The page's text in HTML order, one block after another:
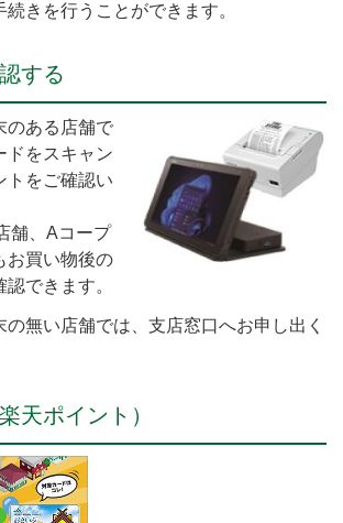
続きを行うことができます。
する
のある店舗で
ドをスキャン
トをご確認い
舗、Aコープ
お買い物後の
できます。
の無い店舗では、支店窓口へお申し出く
天ポイント）